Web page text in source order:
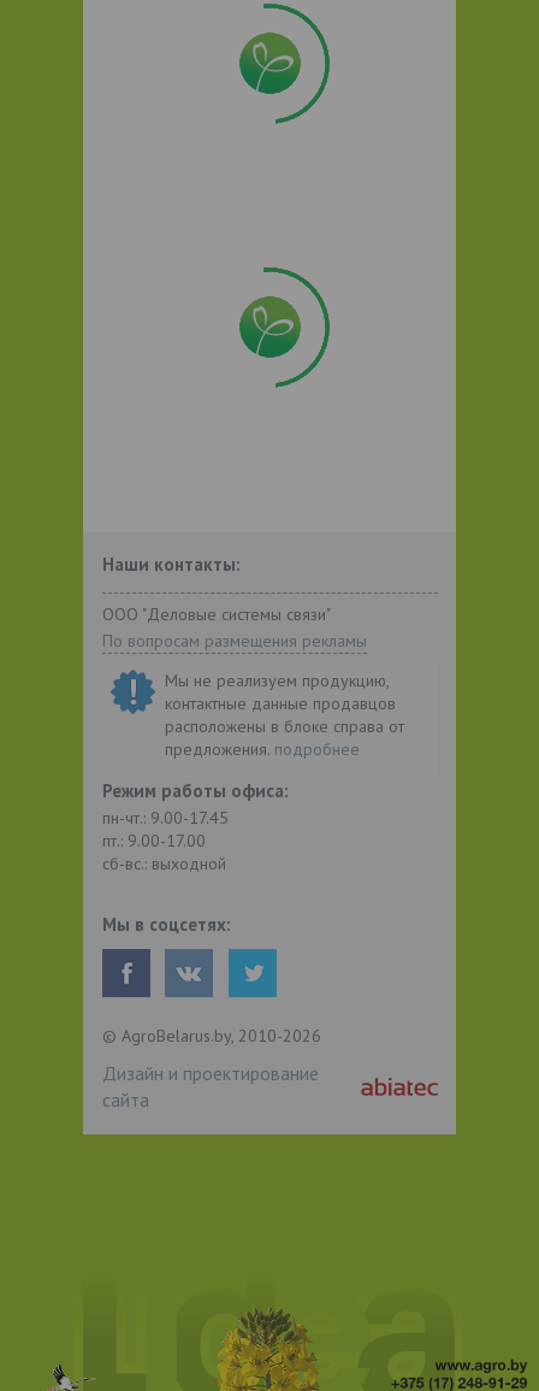
Наши контакты:
ООО "Деловые системы связи"
По вопросам размещения рекламы
Мы не реализуем продукцию,
контактные данные продавцов
расположены в блоке справа от
предложения. подробнее
Режим работы офиса:
пн-чт.: 9.00-17.45
пт.: 9.00-17.00
сб-вс.: выходной
Мы в соцсетях:
© AgroBelarus.by, 2010-2026
Дизайн и проектирование
сайта